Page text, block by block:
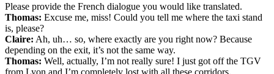
Please provide the French dialogue you would like translated.
Thomas: Excuse me, miss! Could you tell me where the taxi stand
is, please?
Claire: Ah, uh… so, where exactly are you right now? Because
depending on the exit, it’s not the same way.
Thomas: Well, actually, I’m not really sure! I just got off the TGV
from Lyon and I’m completely lost with all these corridors.